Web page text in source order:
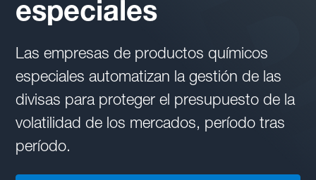
especiales
Las empresas de productos químicos
especiales automatizan la gestión de las
divisas para proteger el presupuesto de la
volatilidad de los mercados, período tras
período.